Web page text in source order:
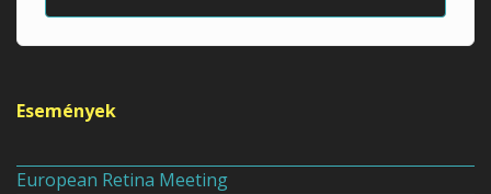
Események
European Retina Meeting